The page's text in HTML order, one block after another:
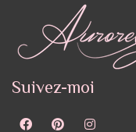
Suivez-moi